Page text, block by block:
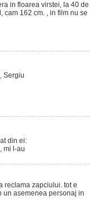
in floarea virstei, la 40 de
cam 162 cm. , in film nu se
Sergiu
din ei:
mi l-au
reclama zapciului. tot e
un asemenea personaj in